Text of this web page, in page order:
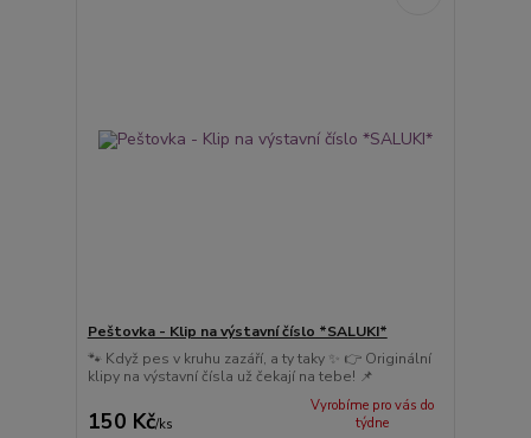
Peštovka - Klip na výstavní číslo *SALUKI*
🐾 Když pes v kruhu zazáří, a ty taky ✨ 👉 Originální
klipy na výstavní čísla už čekají na tebe! 📌
150 Kč/ks
Vyrobíme pro vás do
týdne